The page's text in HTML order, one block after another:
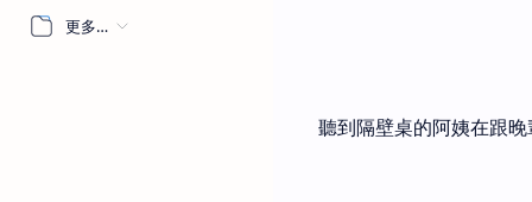
更多…
聽到隔壁桌的阿姨在跟晚